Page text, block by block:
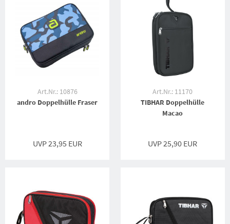
Art.Nr.: 10876
andro Doppelhülle Fraser
UVP 23,95 EUR
Art.Nr.: 11170
TIBHAR Doppelhülle
Macao
UVP 25,90 EUR